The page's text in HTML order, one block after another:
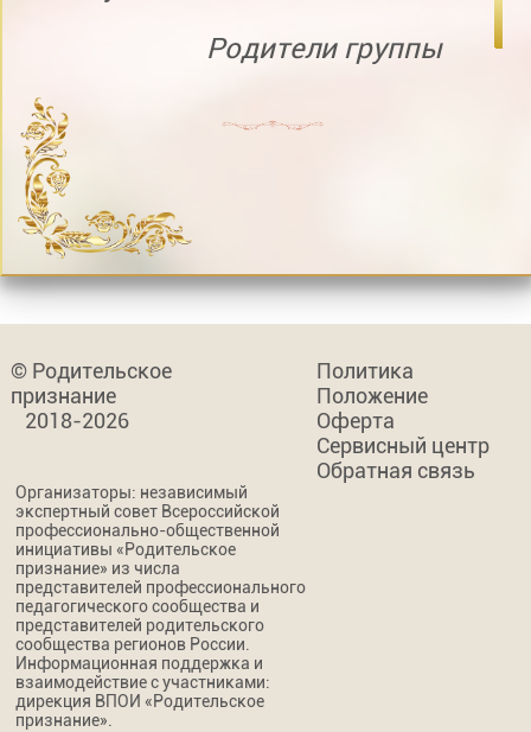
Родители группы
© Родительское
признание
2018-2026
Политика
Положение
Оферта
Сервисный центр
Обратная связь
Организаторы: независимый
экспертный совет Всероссийской
профессионально-общественной
инициативы «Родительское
признание» из числа
представителей профессионального
педагогического сообщества и
представителей родительского
сообщества регионов России.
Информационная поддержка и
взаимодействие с участниками:
дирекция ВПОИ «Родительское
признание».